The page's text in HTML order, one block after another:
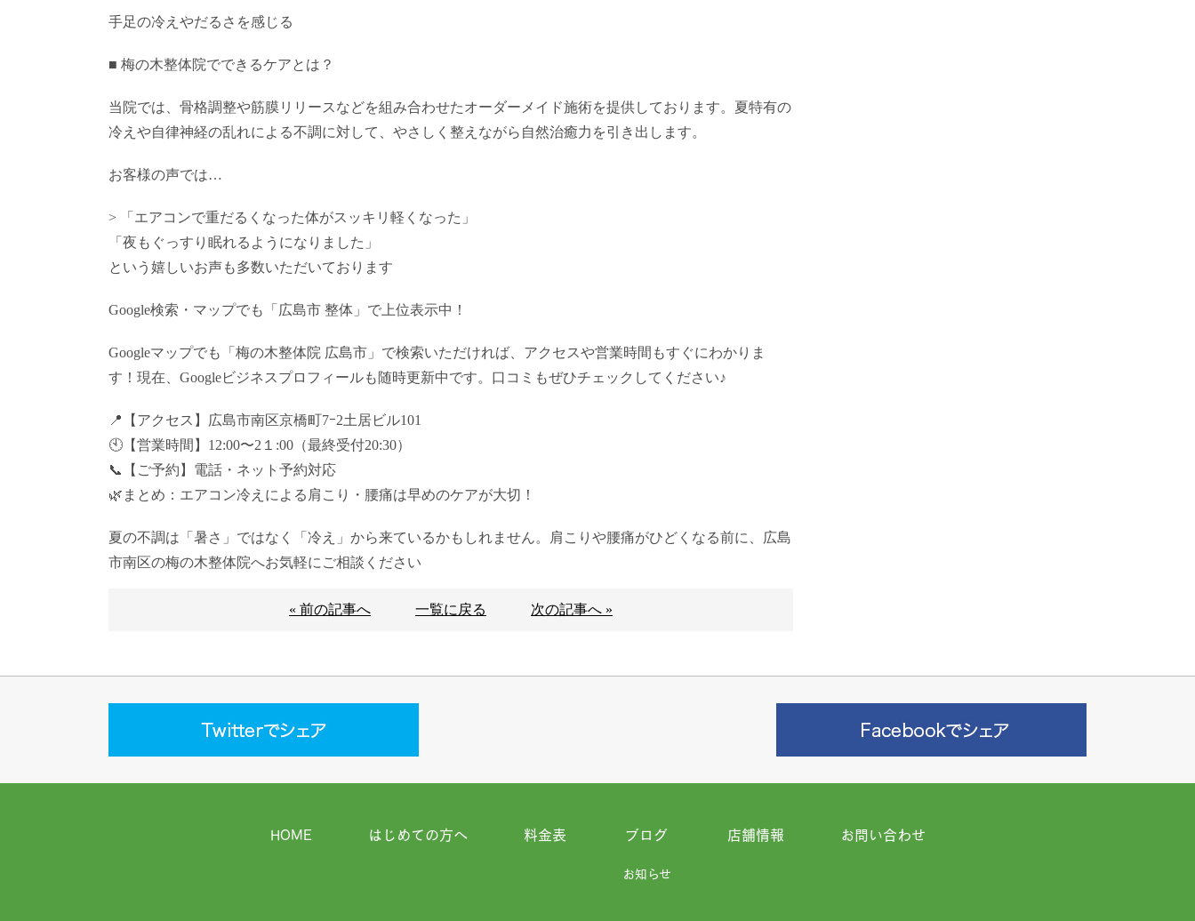
手足の冷えやだるさを感じる
■ 梅の木整体院でできるケアとは？
当院では、骨格調整や筋膜リリースなどを組み合わせたオーダーメイド施術を提供しております。夏特有の
冷えや自律神経の乱れによる不調に対して、やさしく整えながら自然治癒力を引き出します。
お客様の声では…
> 「エアコンで重だるくなった体がスッキリ軽くなった」
「夜もぐっすり眠れるようになりました」
という嬉しいお声も多数いただいております
Google検索・マップでも「広島市 整体」で上位表示中！
Googleマップでも「梅の木整体院 広島市」で検索いただければ、アクセスや営業時間もすぐにわかりま
す！現在、Googleビジネスプロフィールも随時更新中です。口コミもぜひチェックしてください♪
📍【アクセス】広島市南区京橋町7ｰ2土居ビル101
🕙【営業時間】12:00〜2１:00（最終受付20:30）
📞【ご予約】電話・ネット予約対応
🌿まとめ：エアコン冷えによる肩こり・腰痛は早めのケアが大切！
夏の不調は「暑さ」ではなく「冷え」から来ているかもしれません。肩こりや腰痛がひどくなる前に、広島
市南区の梅の木整体院へお気軽にご相談ください
« 前の記事へ 一覧に戻る 次の記事へ »
HOME はじめての方へ 料金表 ブログ
お知らせ
店舗情報 お問い合わせ